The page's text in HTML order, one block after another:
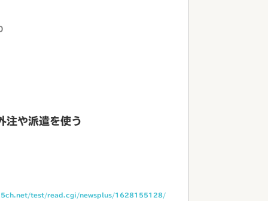
注や派遣を使う
test/read.cgi/newsplus/1628155128/